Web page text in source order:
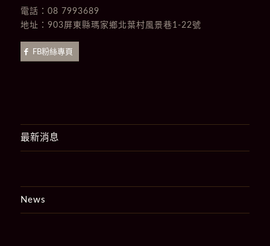
電話： 08 7993689
地址： 903屏東縣瑪家鄉北葉村風景巷1-22號
FB粉絲專頁
最新消息
News